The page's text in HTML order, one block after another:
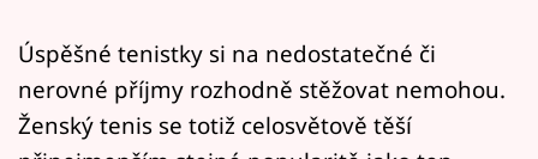
Sledujte nás
Úspěšné tenistky si na nedostatečné či
nerovné příjmy rozhodně stěžovat nemohou.
Ženský tenis se totiž celosvětově těší